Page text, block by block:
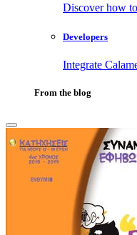
Discover how
Developers
Integrate
From the blog